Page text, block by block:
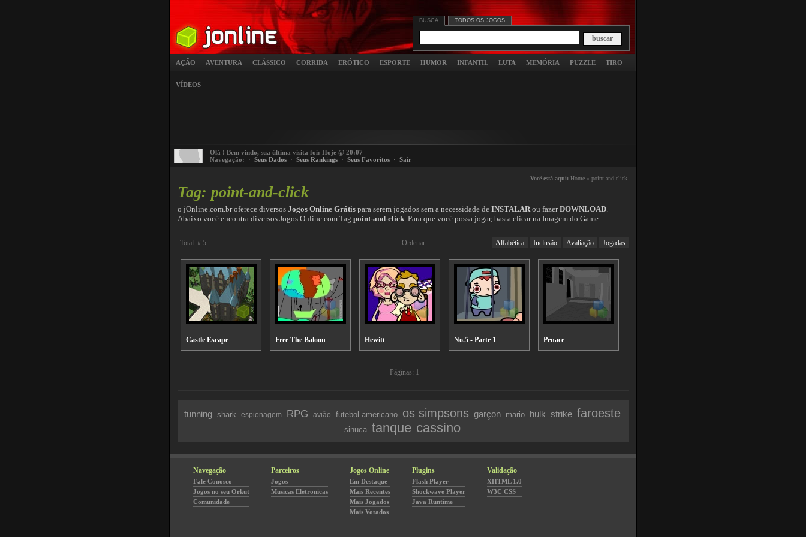
BUSCA TODOS OS JOGOS
AÇÃO AVENTURA CLÁSSICO CORRIDA ERÓTICO ESPORTE HUMOR INFANTIL LUTA MEMÓRIA PUZZLE TIRO
VÍDEOS
Olá ! Bem vindo, sua última visita foi: Hoje @ 20:07
Navegação: · Seus Dados · Seus Rankings · Seus Favoritos · Sair
Você está aqui: Home » point-and-click
Tag: point-and-click
o jOnline.com.br oferece diversos Jogos Online Grátis para serem jogados sem a necessidade de INSTALARou fazerDOWNLOAD.
Abaixo você encontra diversos Jogos Online com Tag point-and-click. Para que você possa jogar, basta clicar na Imagem do Game.
Total: # 5 Ordenar: Alfabética Inclusão Avaliação Jogadas
Castle Escape Free The Baloon Hewitt No.5 - Parte 1 Penace
Páginas: 1
tunning shark espionagem RPG avião futebol americano os simpsons garçon mario hulk strike faroeste
sinuca tanque cassino
Navegação
Fale Conosco
Jogos no seu Orkut
Comunidade
Parceiros
Jogos
Musicas Eletronicas
Jogos Online
Em Destaque
Mais Recentes
Mais Jogados
Mais Votados
Plugins
Flash Player
Shockwave Player
Java Runtime
Validação
XHTML 1.0
W3C CSS